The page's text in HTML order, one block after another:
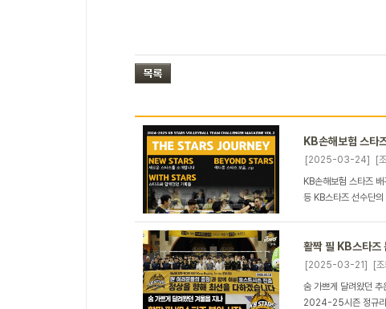
KB손해보험 스
[2025-03-24] [
KB손해보험 스타즈
등 KB스타즈 선수단
활짝 필 KB스타
[2025-03-21] [
숨 가쁘게 달려왔던
2024-25시즌 정규리